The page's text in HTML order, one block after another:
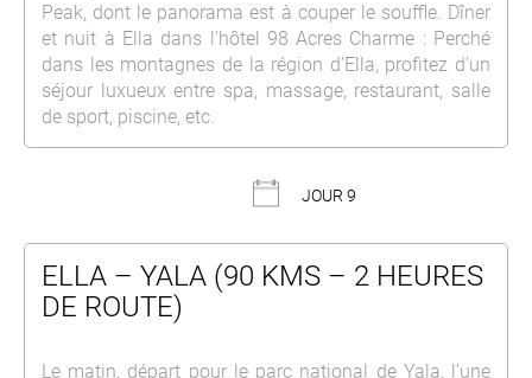
Peak, dont le panorama est à couper le souffle. Dîner
et nuit à Ella dans l’hôtel 98 Acres Charme : Perché
dans les montagnes de la région d’Ella, profitez d’un
séjour luxueux entre spa, massage, restaurant, salle
de sport, piscine, etc.
JOUR 9
ELLA – YALA (90 KMS – 2 HEURES
DE ROUTE)
Le matin, départ pour le parc national de Yala, l’une